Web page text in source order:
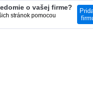
o vašej firme?
stránok pomocou